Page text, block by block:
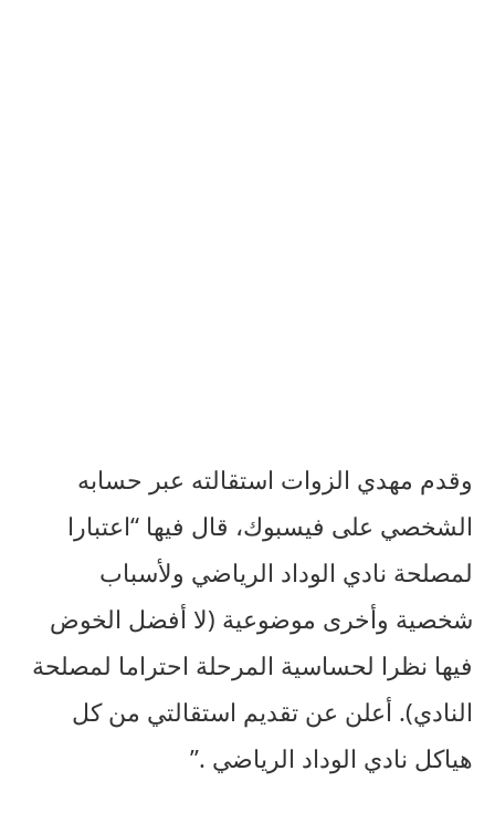
وقدم مهدي الزوات استقالته عبر حسابه
الشخصي على فيسبوك، قال فيها “اعتبارا
لمصلحة نادي الوداد الرياضي ولأسباب
شخصية وأخرى موضوعية (لا أفضل الخوض
فيها نظرا لحساسية المرحلة احتراما لمصلحة
النادي). أعلن عن تقديم استقالتي من كل
هياكل نادي الوداد الرياضي .”